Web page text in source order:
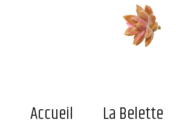
Accueil La Belette